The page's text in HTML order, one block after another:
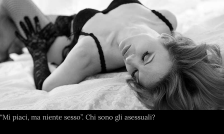
“Mi piaci, ma niente sesso”. Chi sono gli asessuali?